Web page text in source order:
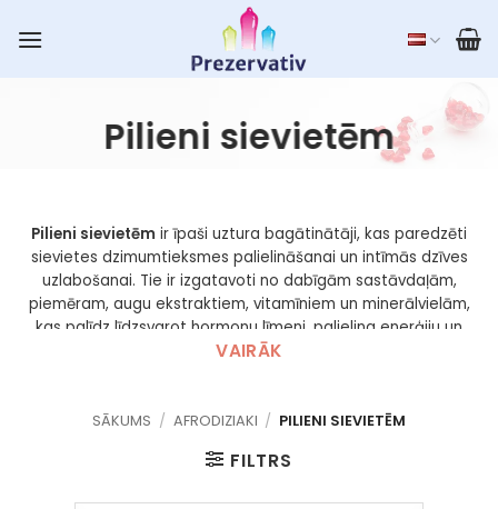
Pilieni sievietēm
Pilieni sievietēm ir īpaši uztura bagātinātāji, kas paredzēti
sievietes dzimumtieksmes palielināšanai un intīmās dzīves
uzlabošanai. Tie ir izgatavoti no dabīgām sastāvdaļām,
piemēram, augu ekstraktiem, vitamīniem un minerālvielām,
kas palīdz līdzsvarot hormonu līmeni, palielina enerģiju un
pastiprina kaisli. Lietojami, iepilinot dažus pilienus dzērienā, šie
VAIRĀK
SĀKUMS / AFRODIZIAKI / PILIENI SIEVIETĒM
FILTRS